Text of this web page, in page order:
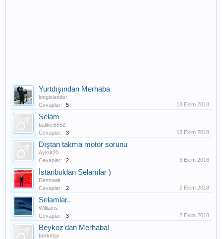
Yurtdışından Merhaba
longislander
Cevaplar:
5 13 Ekim 2018
Selam
balikci5552
Cevaplar:
3 13 Ekim 2018
Dıştan takma motor sorunu
Aykut20
Cevaplar:
2 3 Ekim 2018
İstanbuldan Selamlar )
Demrealt
Cevaplar:
2 2 Ekim 2018
Selamlar..
Williams
Cevaplar:
3 2 Ekim 2018
Beykoz'dan Merhaba!
berkeloji